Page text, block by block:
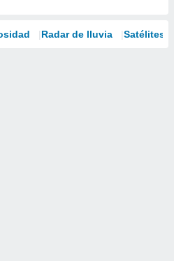
Radar de lluvia Satélites